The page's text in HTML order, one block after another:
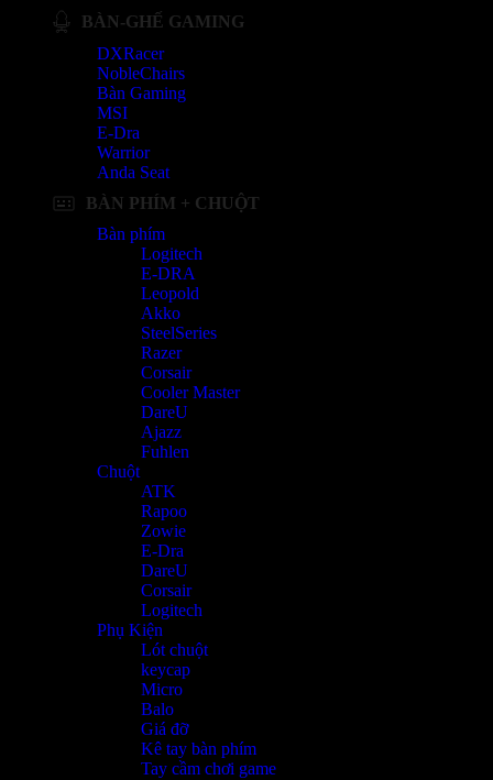
BÀN-GHẾ GAMING
DXRacer
NobleChairs
Bàn Gaming
MSI
E-Dra
Warrior
Anda Seat
BÀN PHÍM + CHUỘT
Bàn phím
Logitech
E-DRA
Leopold
Akko
SteelSeries
Razer
Corsair
Cooler Master
DareU
Ajazz
Fuhlen
Chuột
ATK
Rapoo
Zowie
E-Dra
DareU
Corsair
Logitech
Phụ Kiện
Lót chuột
keycap
Micro
Balo
Giá đỡ
Kê tay bàn phím
Tay cầm chơi game